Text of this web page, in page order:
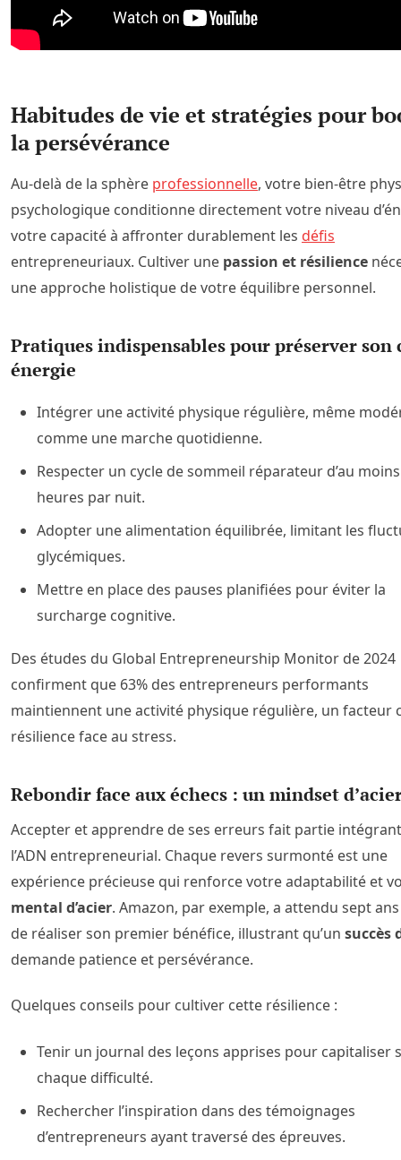
Habitudes de vie et stratégies pour
la persévérance
Au-delà de la sphère professionnelle, votre bien-être
psychologique conditionne directement votre niveau
votre capacité à affronter durablement les défis
entrepreneuriaux. Cultiver une passion et résilience
une approche holistique de votre équilibre personnel.
Pratiques indispensables pour préserver son
énergie
Intégrer une activité physique régulière, même
comme une marche quotidienne.
Respecter un cycle de sommeil réparateur d’au
heures par nuit.
Adopter une alimentation équilibrée, limitant les
glycémiques.
Mettre en place des pauses planifiées pour éviter la
surcharge cognitive.
Des études du Global Entrepreneurship Monitor de 2024
confirment que 63% des entrepreneurs performants
maintiennent une activité physique régulière, un facteur
résilience face au stress.
Rebondir face aux échecs : un mindset
Accepter et apprendre de ses erreurs fait partie
l’ADN entrepreneurial. Chaque revers surmonté est une
expérience précieuse qui renforce votre adaptabilité et
mental d’acier. Amazon, par exemple, a attendu sept
de réaliser son premier bénéfice, illustrant qu’un succès
demande patience et persévérance.
Quelques conseils pour cultiver cette résilience :
Tenir un journal des leçons apprises pour capitaliser
chaque difficulté.
Rechercher l’inspiration dans des témoignages
d’entrepreneurs ayant traversé des épreuves.